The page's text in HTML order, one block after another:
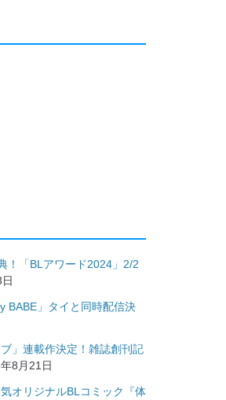
！「BLアワード2024」2/2
BABE」タイと同時配信決
」連載作決定！雑誌創刊記
8月21日
オリジナルBLコミック『体